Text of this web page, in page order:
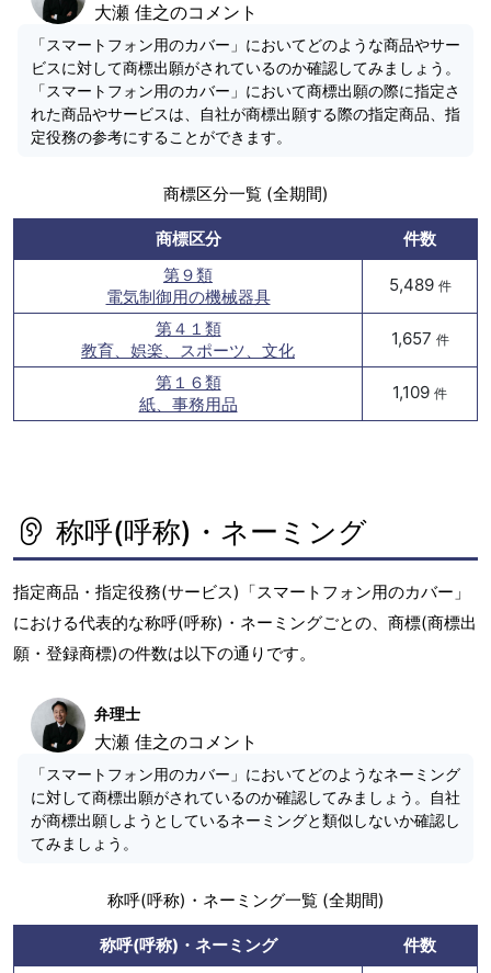
大瀬 佳之のコメント
「スマートフォン用のカバー」においてどのような商品やサー
ビスに対して商標出願がされているのか確認してみましょう。
「スマートフォン用のカバー」において商標出願の際に指定さ
れた商品やサービスは、自社が商標出願する際の指定商品、指
定役務の参考にすることができます。
商標区分一覧 (全期間)
商標区分
件数
第９類
電気制御用の機械器具
5,489 件
第４１類
教育、娯楽、スポーツ、文化
1,657 件
第１６類
紙、事務用品
1,109 件
称呼(呼称)・ネーミング
指定商品・指定役務(サービス)「スマートフォン用のカバー」
における代表的な称呼(呼称)・ネーミングごとの、商標(商標出
願・登録商標)の件数は以下の通りです。
弁理士
大瀬 佳之のコメント
「スマートフォン用のカバー」においてどのようなネーミング
に対して商標出願がされているのか確認してみましょう。自社
が商標出願しようとしているネーミングと類似しないか確認し
てみましょう。
称呼(呼称)・ネーミング一覧 (全期間)
称呼(呼称)・ネーミング
件数